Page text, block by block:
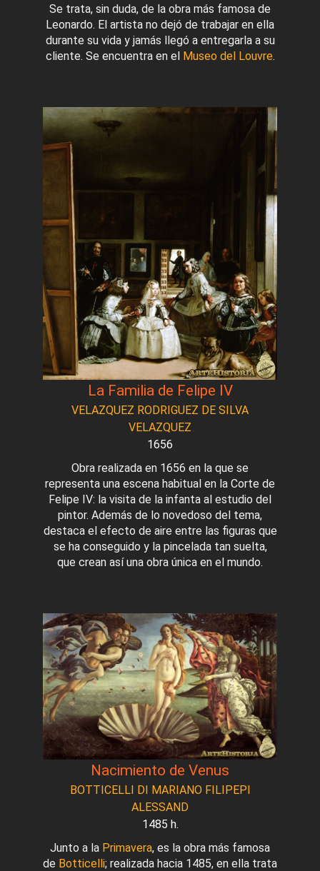
Se trata, sin duda, de la obra más famosa de
Leonardo. El artista no dejó de trabajar en ella
durante su vida y jamás llegó a entregarla a su
cliente. Se encuentra en el Museo del Louvre.
La Familia de Felipe IV
VELAZQUEZ RODRIGUEZ DE SILVA
VELAZQUEZ
1656
Obra realizada en 1656 en la que se
representa una escena habitual en la Corte de
Felipe IV: la visita de la infanta al estudio del
pintor. Además de lo novedoso del tema,
destaca el efecto de aire entre las figuras que
se ha conseguido y la pincelada tan suelta,
que crean así una obra única en el mundo.
Nacimiento de Venus
BOTTICELLI DI MARIANO FILIPEPI
ALESSAND
1485 h.
Junto a la Primavera, es la obra más famosa
de Botticelli; realizada hacia 1485, en ella trata